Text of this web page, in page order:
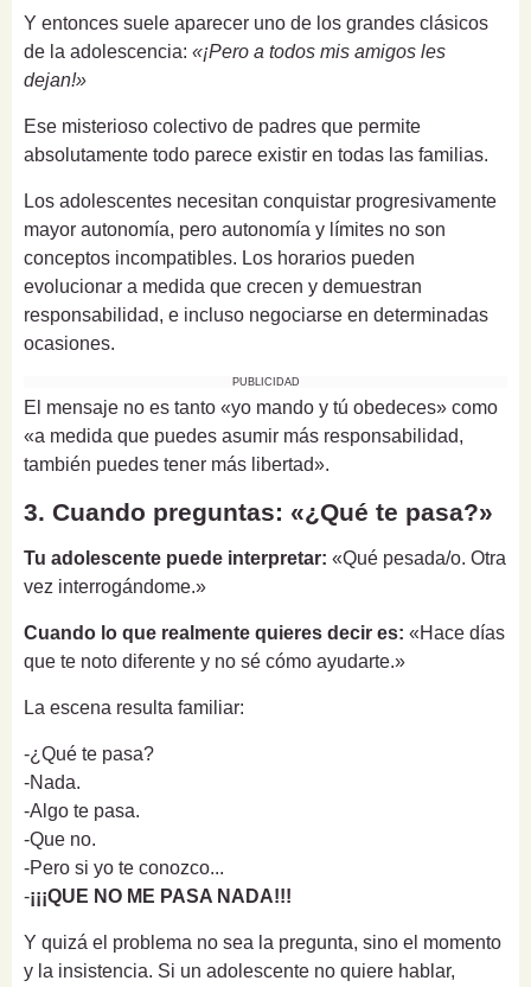
Y entonces suele aparecer uno de los grandes clásicos
de la adolescencia: «¡Pero a todos mis amigos les
dejan!»
Ese misterioso colectivo de padres que permite
absolutamente todo parece existir en todas las familias.
Los adolescentes necesitan conquistar progresivamente
mayor autonomía, pero autonomía y límites no son
conceptos incompatibles. Los horarios pueden
evolucionar a medida que crecen y demuestran
responsabilidad, e incluso negociarse en determinadas
ocasiones.
PUBLICIDAD
El mensaje no es tanto «yo mando y tú obedeces» como
«a medida que puedes asumir más responsabilidad,
también puedes tener más libertad».
3. Cuando preguntas: «¿Qué te pasa?»
Tu adolescente puede interpretar: «Qué pesada/o. Otra
vez interrogándome.»
Cuando lo que realmente quieres decir es: «Hace días
que te noto diferente y no sé cómo ayudarte.»
La escena resulta familiar:
-¿Qué te pasa?
-Nada.
-Algo te pasa.
-Que no.
-Pero si yo te conozco...
-¡¡¡QUE NO ME PASA NADA!!!
Y quizá el problema no sea la pregunta, sino el momento
y la insistencia. Si un adolescente no quiere hablar,